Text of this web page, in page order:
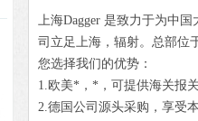
上海Dagger 是致力于为中
司立足上海，辐射。总部位
您选择我们的优势：
1.欧美*，*，可提供海关报
2.德国公司源头采购，享受